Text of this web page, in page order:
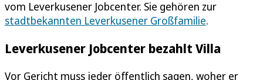
vom Leverkusener Jobcenter. Sie gehören zur
stadtbekannten Leverkusener Großfamilie.
Leverkusener Jobcenter bezahlt Villa
Vor Gericht muss jeder öffentlich sagen, woher er